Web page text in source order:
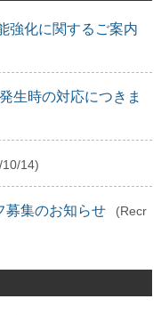
強化に関するご案内
生時の対応につきま
10/14)
募集のお知らせ
(Recr